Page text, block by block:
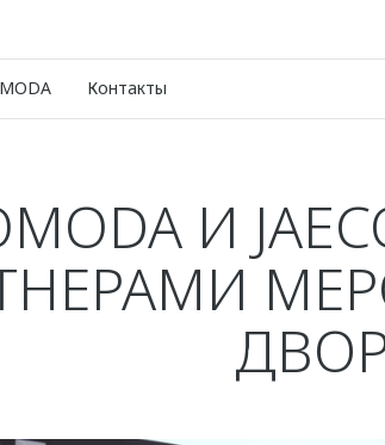
Контакты
И